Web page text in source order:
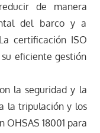
de manera
del barco y a
certificación ISO
eficiente gestión
la seguridad y la
la tripulación y los
18001 para